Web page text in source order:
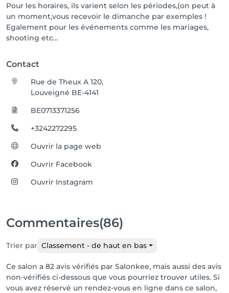
Pour les horaires, ils varient selon les périodes,(on peut à
un moment,vous recevoir le dimanche par exemples !
Egalement pour les événements comme les mariages,
shooting etc...
Contact
Rue de Theux A 120,
Louveigné BE-4141
BE0713371256
+3242272295
Ouvrir la page web
Ouvrir Facebook
Ouvrir Instagram
Commentaires(86)
Trier par Classement - de haut en bas
Ce salon a 82 avis vérifiés par Salonkee, mais aussi des avis
non-vérifiés ci-dessous que vous pourriez trouver utiles. Si
vous avez réservé un rendez-vous en ligne dans ce salon,